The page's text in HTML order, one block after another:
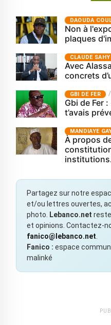
‎DAOUDA
Non à
plaques
CLAUDE SAHY
Avec
concrets
GBI DE FER
Gbi de Fer
t’avais
MANDIAYE
À propos
Partagez sur notre
et/ou lettres ouvertes,
photo.
Lebanco.net
et opinions. Contactez-
fanico@lebanco.net
Fanico : espace
malinké